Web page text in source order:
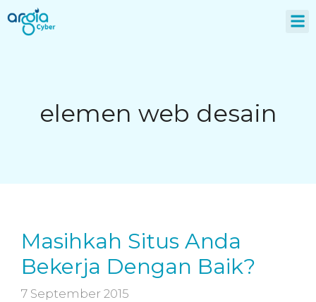
elemen web desain
Masihkah Situs Anda
Bekerja Dengan Baik?
7 September 2015